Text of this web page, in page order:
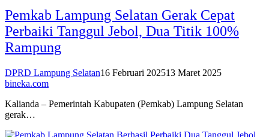
Pemkab Lampung Selatan Gerak Cepat
Perbaiki Tanggul Jebol, Dua Titik 100%
Rampung
DPRD Lampung Selatan16 Februari 202513 Maret 2025
bineka.com
Kalianda – Pemerintah Kabupaten (Pemkab) Lampung Selatan
gerak…